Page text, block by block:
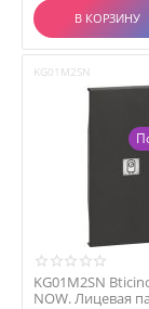
В КОРЗИНУ
KG01M2SN
KG01M2SN
NOW. Лицевая